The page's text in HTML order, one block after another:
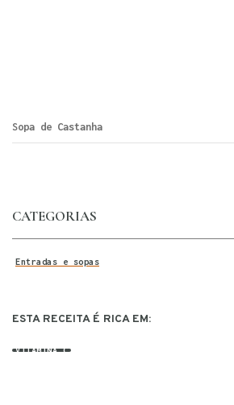
Sopa de Castanha
CATEGORIAS
Entradas e sopas
ESTA RECEITA É RICA EM:
VITAMINA C